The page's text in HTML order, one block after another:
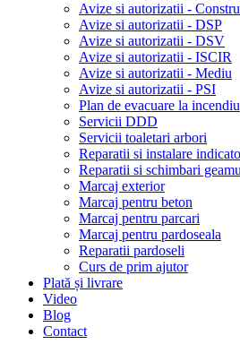
Avize si autorizatii -
Avize si autorizatii - DSP
Avize si autorizatii - DSV
Avize si autorizatii - ISCIR
Avize si autorizatii - Mediu
Avize si autorizatii - PSI
Plan de evacuare la incendiu
Servicii DDD
Servicii toaletari arbori
Reparatii si instalare
Reparatii si schimbari
Marcaj exterior
Marcaj pentru beton
Marcaj pentru parcari
Marcaj pentru pardoseala
Reparatii pardoseli
Curs de prim ajutor
Plată și livrare
Video
Blog
Contact